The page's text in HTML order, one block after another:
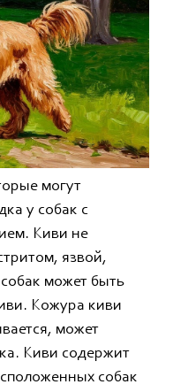
могут
у собак с
Киви не
язвой,
может быть
Кожура киви
может
Киви содержит
собак